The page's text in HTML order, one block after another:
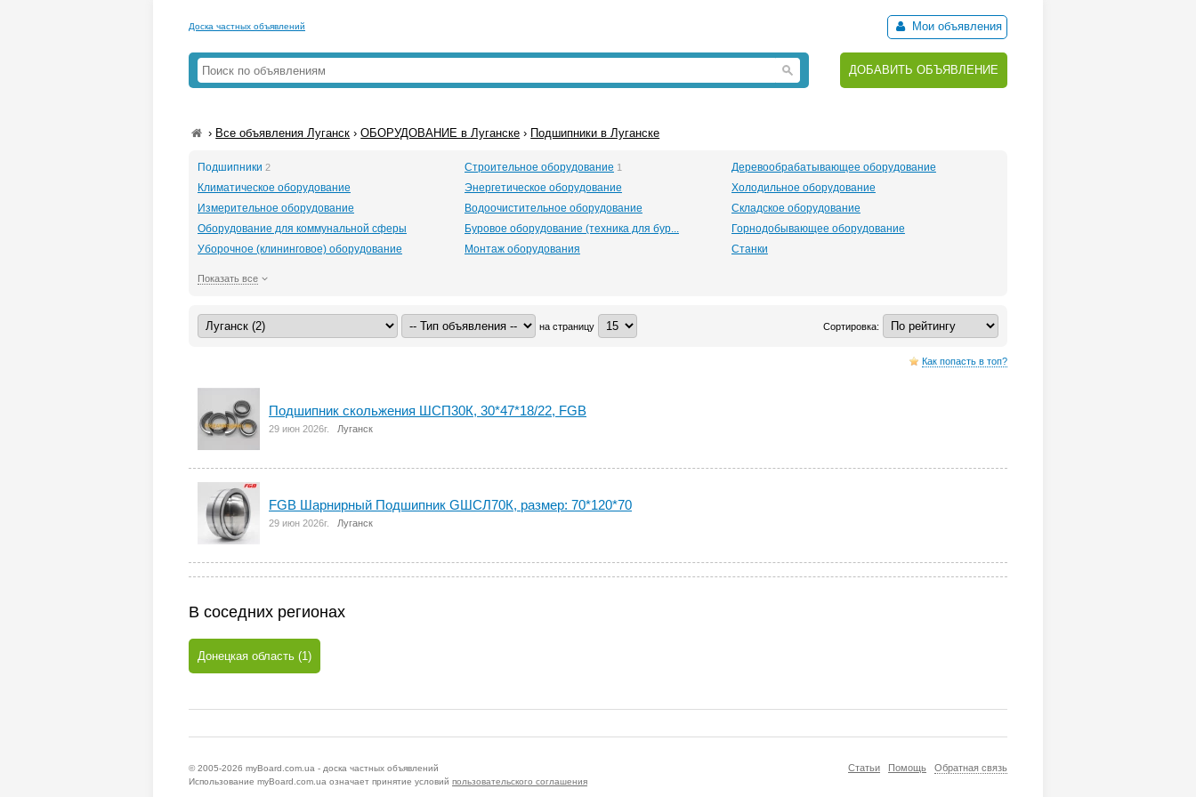
Доска частных объявлений Мои объявления
ДОБАВИТЬ ОБЪЯВЛЕНИЕ
› Все объявления Луганск ›ОБОРУДОВАНИЕ в Луганске › Подшипники в Луганске
Подшипники 2 Строительное оборудование 1
Деревообрабатывающее оборудование
Климатическое оборудование
Энергетическое оборудование
Холодильное оборудование
Измерительное оборудование
Водоочистительное оборудование
Складское оборудование
Оборудование для коммунальной сферы
Буровое оборудование (техника для бур...
Горнодобывающее оборудование
Уборочное (клининговое) оборудование
Монтаж оборудования Станки
Показать все
на страницу Сортировка:
Как попасть в топ?
Подшипник скольжения ШСП30К, 30*47*18/22, FGB
29 июн 2026г. Луганск
FGB Шарнирный Подшипник GШСЛ70К, размер: 70*120*70
29 июн 2026г. Луганск
В соседних регионах
Донецкая область (1)
Статьи Помощь Обратная связь
© 2005-2026 myBoard.com.ua - доска частных объявлений
Использование myBoard.com.ua означает принятие условий пользовательского соглашения